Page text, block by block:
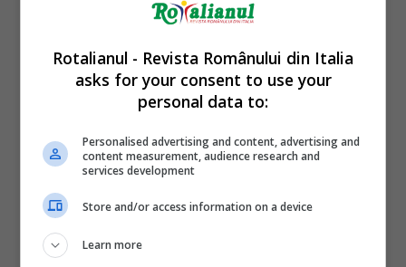
Rotalianul - Revista Românului din Italia
asks for your consent to use your
personal data to:
Personalised advertising and content, advertising and
content measurement, audience research and
services development
Store and/or access information on a device
Learn more